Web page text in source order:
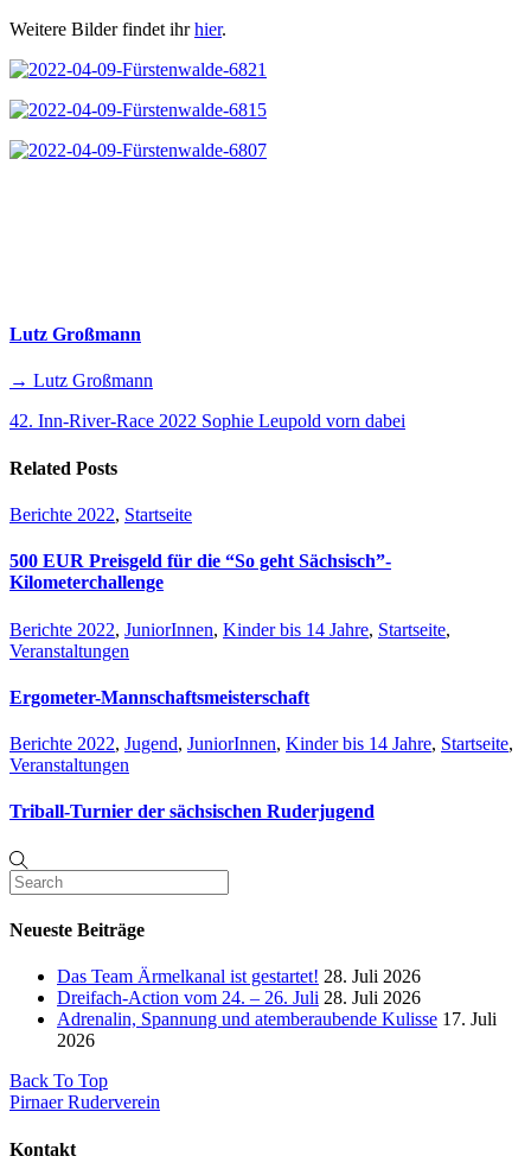
Weitere Bilder findet ihrhier.
Lutz Großmann
→ Lutz Großmann
42. Inn-River-Race 2022 Sophie Leupold vorn dabei
Related Posts
Berichte 2022, Startseite
500 EUR Preisgeld für die “So geht Sächsisch”-
Kilometerchallenge
Berichte 2022, JuniorInnen, Kinder bis 14 Jahre, Startseite,
Veranstaltungen
Ergometer-Mannschaftsmeisterschaft
Berichte 2022, Jugend, JuniorInnen, Kinder bis 14 Jahre, Startseite,
Veranstaltungen
Triball-Turnier der sächsischen Ruderjugend
Neueste Beiträge
Das Team Ärmelkanal ist gestartet! 28. Juli 2026
Dreifach-Action vom 24. – 26. Juli 28. Juli 2026
Adrenalin, Spannung und atemberaubende Kulisse 17. Juli
2026
Back To Top
Pirnaer Ruderverein
Kontakt